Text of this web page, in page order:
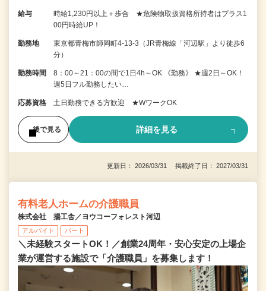
給与
時給1,230円以上＋歩合 ★危険物取扱資格所持者はプラス1
00円時給UP！
勤務地
東京都青梅市師岡町4-13-3（JR青梅線「河辺駅」より徒歩6
分）
勤務時間
8：00～21：00の間で1日4h～OK 《勤務》 ★週2日～OK！
週5日フル勤務したい…
応募資格 土日勤務できる方歓迎 ★WワークOK
後で見る 詳細を見る
更新日： 2026/03/31 掲載終了日： 2027/03/31
有料老人ホームの介護職員
株式会社 揚工舎／ヨウコーフォレスト河辺
アルバイト パート
＼未経験スタートOK！／創業24周年・安心安定の上場企
業が運営する施設で「介護職員」を募集します！